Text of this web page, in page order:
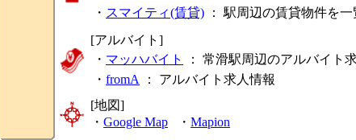
・ スマイティ(賃貸) ： 駅周辺の賃貸物件を
[アルバイト]
・ マッハバイト
： 常滑駅周辺のアルバイト
・ fromA ： アルバイト求人情報
[地図]
・ Google Map ・ Mapion